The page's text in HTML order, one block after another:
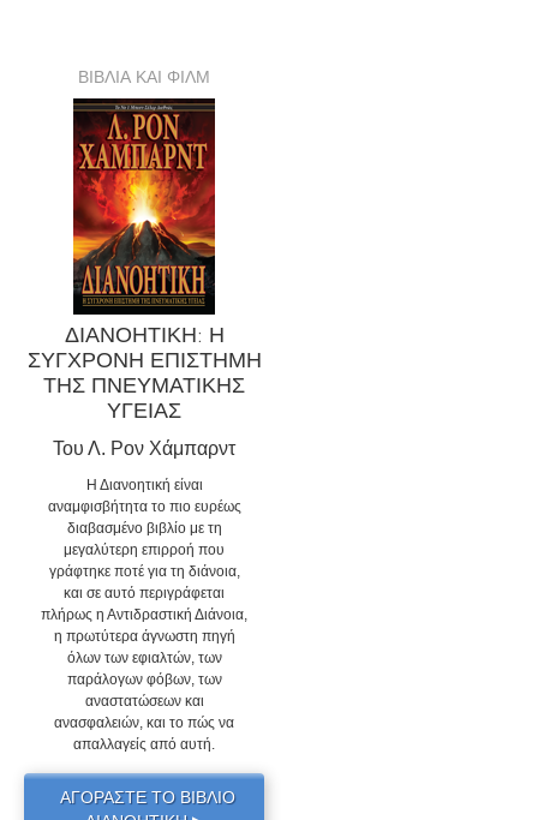
ΒΙΒΛΙΑ ΚΑΙ ΦΙΛΜ
ΔΙΑΝΟΗΤΙΚΗ: Η
ΣΥΓΧΡΟΝΗ ΕΠΙΣΤΗΜΗ
ΤΗΣ ΠΝΕΥΜΑΤΙΚΗΣ
ΥΓΕΙΑΣ
Του Λ. Ρον Χάμπαρντ
Η Διανοητική είναι
αναμφισβήτητα το πιο ευρέως
διαβασμένο βιβλίο με τη
μεγαλύτερη επιρροή που
γράφτηκε ποτέ για τη διάνοια,
και σε αυτό περιγράφεται
πλήρως η Αντιδραστική Διάνοια,
η πρωτύτερα άγνωστη πηγή
όλων των εφιαλτών, των
παράλογων φόβων, των
αναστατώσεων και
ανασφαλειών, και το πώς να
απαλλαγείς από αυτή.
ΑΓΟΡΑΣΤΕ ΤΟ ΒΙΒΛΙΟ